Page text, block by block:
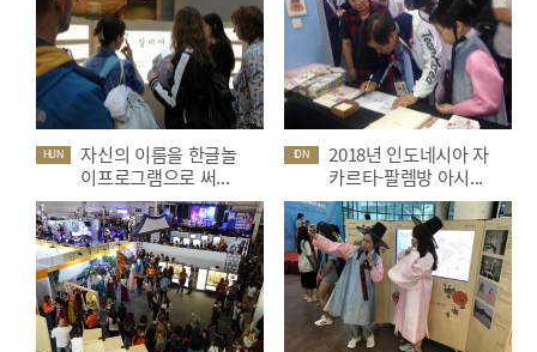
HUN
자신의 이름을 한글놀
이프로그램으로 써...
IDN
2018년 인도네시아 자
카르타-팔렘방 아시...